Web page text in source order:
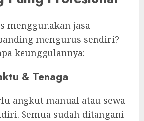
menggunakan jasa
mengurus sendiri?
keunggulannya:
& Tenaga
angkut manual atau sewa
Semua sudah ditangani